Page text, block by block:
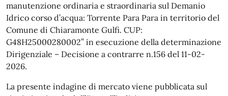
manutenzione ordinaria e straordinaria sul Demanio
Idrico corso d’acqua: Torrente Para Para in territorio del
Comune di Chiaramonte Gulfi. CUP:
G48H25000280002” in esecuzione della determinazione
Dirigenziale – Decisione a contrarre n.156 del 11-02-
2026.
La presente indagine di mercato viene pubblicata sul